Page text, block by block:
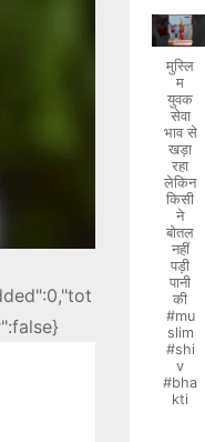
मुस्लि
म
युवक
सेवा
भाव से
खड़ा
रहा
लेकिन
किसी
ने
बोतल
नहीं
पड़ी
पानी
की
#mu
slim
#shi
v
#bha
kti